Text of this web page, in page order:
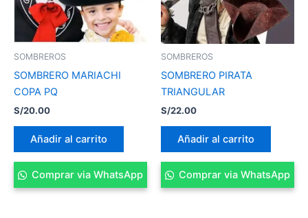
SOMBREROS
SOMBRERO MARIACHI
COPA PQ
S/20.00
Añadir al carrito
Comprar via WhatsApp
SOMBREROS
SOMBRERO PIRATA
TRIANGULAR
S/22.00
Añadir al carrito
Comprar via WhatsApp